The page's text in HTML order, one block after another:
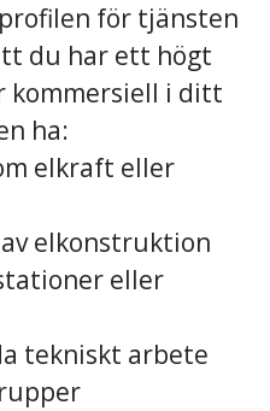
för tjänsten
du har ett högt
kommersiell i ditt
ha:
elkraft eller
elkonstruktion
eller
tekniskt arbete